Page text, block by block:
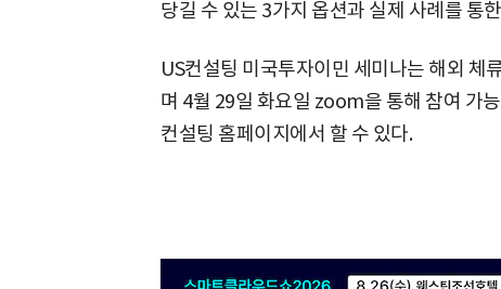
당길 수 있는 3가지 옵션과 실제 사례를 통
US컨설팅 미국투자이민 세미나는 해외 체
며 4월 29일 화요일 zoom을 통해 참여 가
컨설팅 홈페이지에서 할 수 있다.